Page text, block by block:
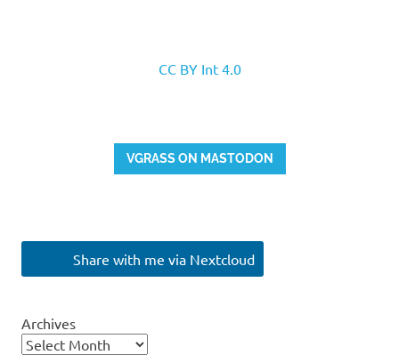
CC BY Int 4.0
VGRASS ON MASTODON
Share with me via Nextcloud
Archives